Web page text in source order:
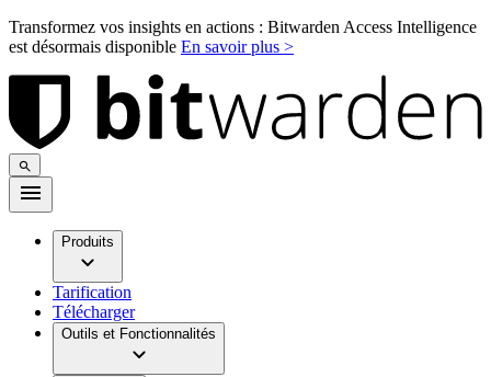
Transformez vos insights en actions : Bitwarden Access Intelligence
est désormais disponible En savoir plus >
Produits
Tarification
Télécharger
Outils et Fonctionnalités